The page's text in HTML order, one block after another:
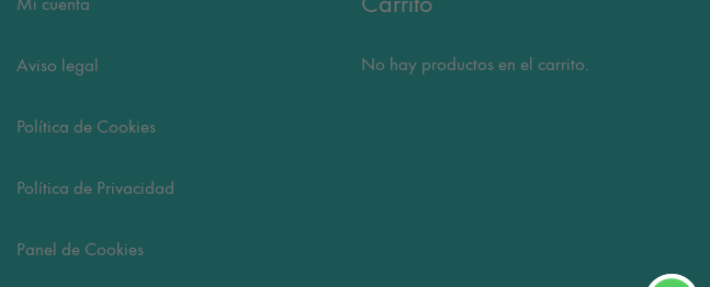
Mi cuenta
Aviso legal
Política de Cookies
Política de Privacidad
Panel de Cookies
No hay productos en el carrito.